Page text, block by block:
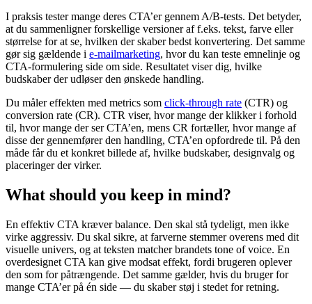
I praksis tester mange deres CTA’er gennem A/B-tests. Det betyder,
at du sammenligner forskellige versioner af f.eks. tekst, farve eller
størrelse for at se, hvilken der skaber bedst konvertering. Det samme
gør sig gældende i e-mailmarketing, hvor du kan teste emnelinje og
CTA-formulering side om side. Resultatet viser dig, hvilke
budskaber der udløser den ønskede handling.
Du måler effekten med metrics som click-through rate (CTR) og
conversion rate (CR). CTR viser, hvor mange der klikker i forhold
til, hvor mange der ser CTA’en, mens CR fortæller, hvor mange af
disse der gennemfører den handling, CTA’en opfordrede til. På den
måde får du et konkret billede af, hvilke budskaber, designvalg og
placeringer der virker.
What should you keep in mind?
En effektiv CTA kræver balance. Den skal stå tydeligt, men ikke
virke aggressiv. Du skal sikre, at farverne stemmer overens med dit
visuelle univers, og at teksten matcher brandets tone of voice. En
overdesignet CTA kan give modsat effekt, fordi brugeren oplever
den som for påtrængende. Det samme gælder, hvis du bruger for
mange CTA’er på én side — du skaber støj i stedet for retning.